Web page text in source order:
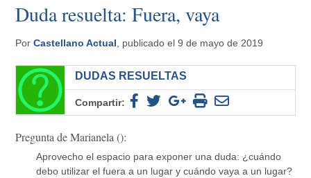
Duda resuelta: Fuera, vaya
PorCastellano Actual , publicado el 9 de mayo de 2019
DUDAS RESUELTAS
Compartir:
Pregunta de Marianela ():
Aprovecho el espacio para exponer una duda: ¿cuándo
debo utilizar el fuera a un lugar y cuándo vaya a un lugar?